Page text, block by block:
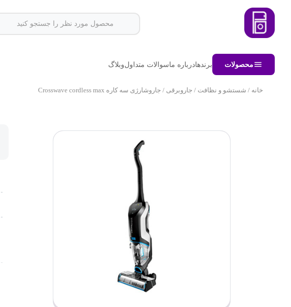
محصولات برندهادرباره ماسوالات متداولوبلاگ
خانه / شستشو و نظافت / جاروبرقی / جاروشارژی سه کاره Crosswave cordless max